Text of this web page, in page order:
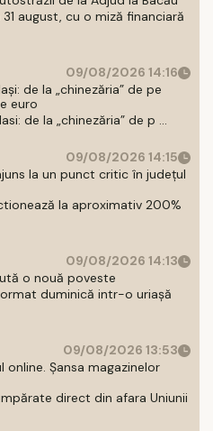
august, cu o miză financiară
09/08/2026 14:16
de la „chinezăria” de pe
euro
de la „chinezăria” de p ...
09/08/2026 14:15
la un punct critic în județul
la aproximativ 200%
09/08/2026 14:13
o nouă poveste
duminică intr-o uriaşă
09/08/2026 13:53
Șansa magazinelor
direct din afara Uniunii